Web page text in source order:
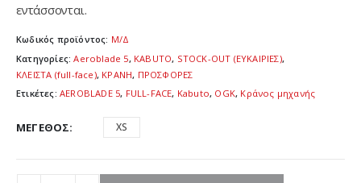
εντάσσονται.
Κωδικός προϊόντος: Μ/Δ
Κατηγορίες:Aeroblade 5, KABUTO, STOCK-OUT (ΕΥΚΑΙΡΙΕΣ),
ΚΛΕΙΣΤΑ (full-face), ΚΡΑΝΗ, ΠΡΟΣΦΟΡΕΣ
Ετικέτες: AEROBLADE 5, FULL-FACE, Kabuto, OGK, Κράνος μηχανής
ΜΈΓΕΘΟΣ XS